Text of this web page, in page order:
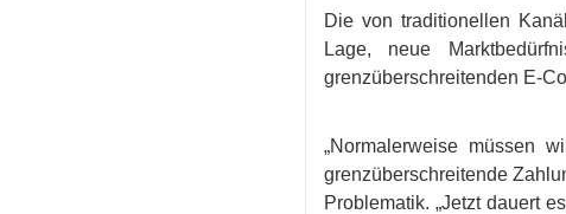
Die von traditionellen
Lage, neue
grenzüberschreitenden E-
„Normalerweise müssen
grenzüberschreitende
Problematik. „Jetzt dauert